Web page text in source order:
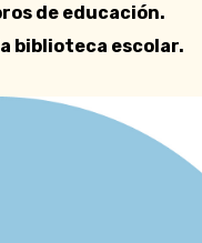
de educación.
biblioteca escolar.